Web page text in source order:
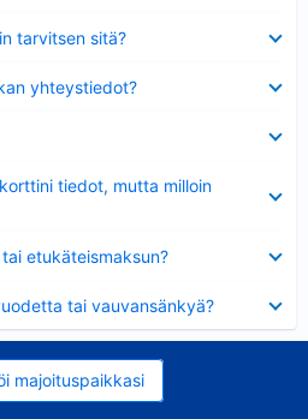
tarvitsen sitä?
yhteystiedot?
tiedot, mutta milloin
etukäteismaksun?
tai vauvansänkyä?
majoituspaikkasi